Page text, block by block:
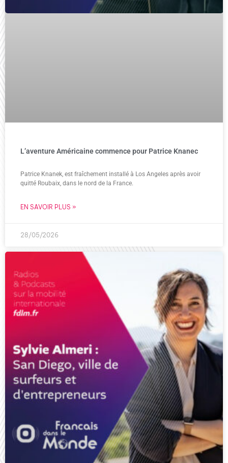
L’aventure Américaine commence pour Patrice Knanec
Patrice Knanek, est fraîchement installé à Los Angeles après avoir
quitté Roubaix, dans le nord de la France.
EN SAVOIR PLUS »
28/05/2026